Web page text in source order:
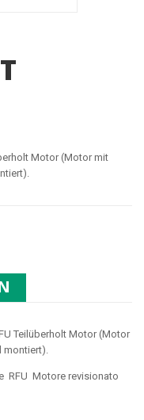
Motor (Motor mit
Teilüberholt Motor (Motor
RFU Motore revisionato